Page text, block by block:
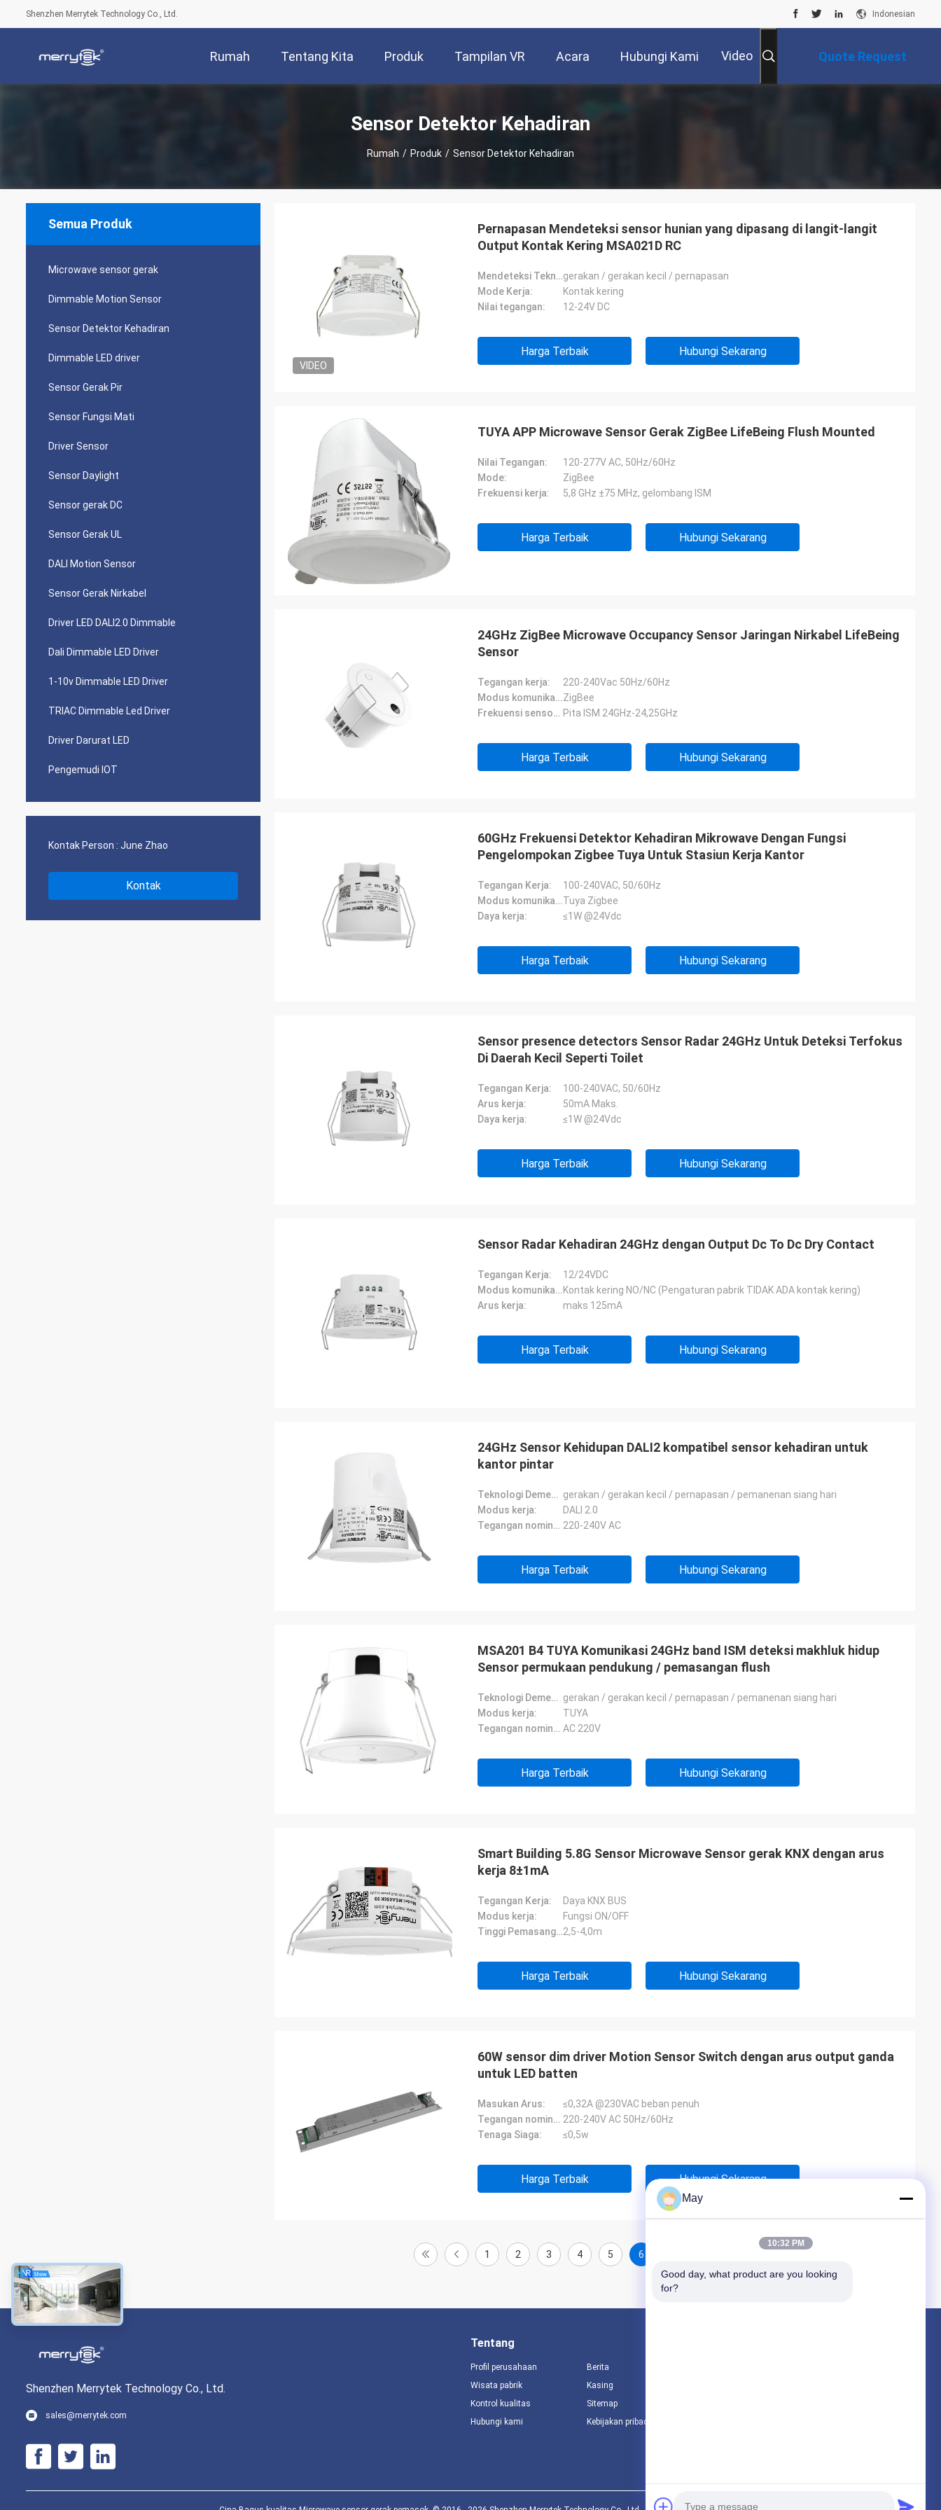
Shenzhen Merrytek Technology Co., Ltd. Indonesian
Rumah Tentang Kita Produk Tampilan VR Acara Hubungi Kami Video Quote Request
Sensor Detektor Kehadiran
Rumah / Produk / Sensor Detektor Kehadiran
Semua Produk
Microwave sensor gerak
Dimmable Motion Sensor
Sensor Detektor Kehadiran
Dimmable LED driver
Sensor Gerak Pir
Sensor Fungsi Mati
Driver Sensor
Sensor Daylight
Sensor gerak DC
Sensor Gerak UL
DALI Motion Sensor
Sensor Gerak Nirkabel
Driver LED DALI2.0 Dimmable
Dali Dimmable LED Driver
1-10v Dimmable LED Driver
TRIAC Dimmable Led Driver
Driver Darurat LED
Pengemudi IOT
Kontak Person : June Zhao
Kontak
VIDEO
Pernapasan Mendeteksi sensor hunian yang dipasang di langit-langit
Output Kontak Kering MSA021D RC
Mendeteksi Teknologi:gerakan / gerakan kecil / pernapasan
Mode Kerja:
Kontak kering
Nilai tegangan:
12-24V DC
Harga Terbaik Hubungi Sekarang
TUYA APP Microwave Sensor Gerak ZigBee LifeBeing Flush Mounted
Nilai Tegangan:
120-277V AC, 50Hz/60Hz
Mode:
ZigBee
Frekuensi kerja:
5,8 GHz ±75 MHz, gelombang ISM
Harga Terbaik Hubungi Sekarang
24GHz ZigBee Microwave Occupancy Sensor Jaringan Nirkabel LifeBeing
Sensor
Tegangan kerja:
220-240Vac 50Hz/60Hz
Modus komunikasi:ZigBee
Frekuensi sensor MW: Pita ISM 24GHz-24,25GHz
Harga Terbaik Hubungi Sekarang
60GHz Frekuensi Detektor Kehadiran Mikrowave Dengan Fungsi
Pengelompokan Zigbee Tuya Untuk Stasiun Kerja Kantor
Tegangan Kerja:
100-240VAC, 50/60Hz
Modus komunikasi:Tuya Zigbee
Daya kerja:
≤1W @24Vdc
Harga Terbaik Hubungi Sekarang
Sensor presence detectors Sensor Radar 24GHz Untuk Deteksi Terfokus
Di Daerah Kecil Seperti Toilet
Tegangan Kerja:
100-240VAC, 50/60Hz
Arus kerja:
50mA Maks.
Daya kerja:
≤1W @24Vdc
Harga Terbaik Hubungi Sekarang
Sensor Radar Kehadiran 24GHz dengan Output Dc To Dc Dry Contact
Tegangan Kerja:
12/24VDC
Modus komunikasi: Kontak kering NO/NC (Pengaturan pabrik TIDAK ADA kontak kering)
Arus kerja:
maks 125mA
Harga Terbaik Hubungi Sekarang
24GHz Sensor Kehidupan DALI2 kompatibel sensor kehadiran untuk
kantor pintar
Teknologi Dement / gerakan kecil / pernapasan / pemanenan siang hari: gerakan / gerakan kecil / pernapasan / pemanenan siang hari
Modus kerja:
DALI 2.0
Tegangan nominal: 220-240V AC
Harga Terbaik Hubungi Sekarang
MSA201 B4 TUYA Komunikasi 24GHz band ISM deteksi makhluk hidup
Sensor permukaan pendukung / pemasangan flush
Teknologi Dement / gerakan kecil / pernapasan / pemanenan siang hari: gerakan / gerakan kecil / pernapasan / pemanenan siang hari
Modus kerja:
TUYA
Tegangan nominal: AC 220V
Harga Terbaik Hubungi Sekarang
Smart Building 5.8G Sensor Microwave Sensor gerak KNX dengan arus
kerja 8±1mA
Tegangan Kerja:
Daya KNX BUS
Modus kerja:
Fungsi ON/OFF
Tinggi Pemasangan:2,5-4,0m
Harga Terbaik Hubungi Sekarang
60W sensor dim driver Motion Sensor Switch dengan arus output ganda
untuk LED batten
Masukan Arus:
≤0,32A @230VAC beban penuh
Tegangan nominal: 220-240V AC 50Hz/60Hz
Tenaga Siaga:
≤0,5w
Harga Terbaik Hubungi Sekarang
1 2 3 4 5 6
Shenzhen Merrytek Technology Co., Ltd.
sales@merrytek.com
Tentang
Profil perusahaan
Wisata pabrik
Kontrol kualitas
Hubungi kami
Berita
Kasing
Sitemap
Kebijakan pribadi
May
10:32 PM
Good day, what product are you looking
for?